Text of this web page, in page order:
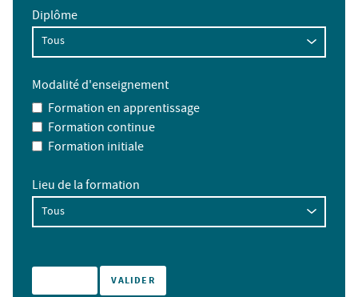
Diplôme
Modalité d'enseignement
Formation en apprentissage
Formation continue
Formation initiale
Lieu de la formation